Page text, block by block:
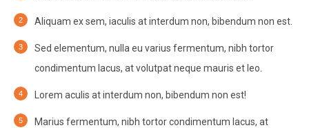
Aliquam ex sem, iaculis at interdum non, bibendum non est.
Sed elementum, nulla eu varius fermentum, nibh tortor
condimentum lacus, at volutpat neque mauris et leo.
Lorem aculis at interdum non, bibendum non est!
Мarius fermentum, nibh tortor condimentum lacus, at